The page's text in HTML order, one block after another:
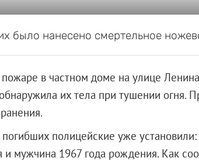
было нанесено смертельное
в частном доме на улице
их тела при тушении огня.
полицейские уже
и мужчина 1967 года рождения. Как